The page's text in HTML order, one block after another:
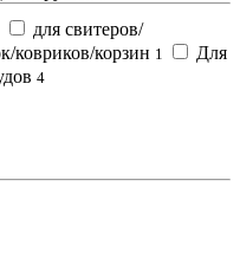
для свитеров/
ковриков/корзин 1
Для
4